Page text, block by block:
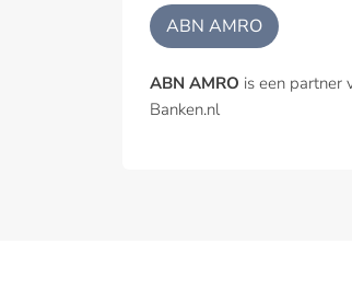
ABN AMRO
ABN AMRO is een partner
Banken.nl